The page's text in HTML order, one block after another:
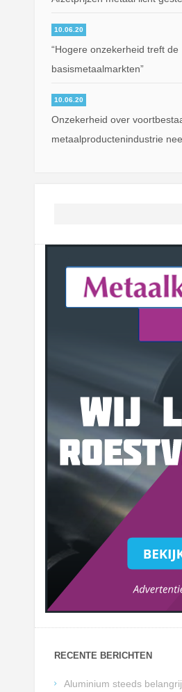
10.06.20
“Hogere onzekerheid treft de
basismetaalmarkten”
10.06.20
Onzekerheid over
metaalproductenindustrie
RECENTE BERICHTEN
Aluminium steeds